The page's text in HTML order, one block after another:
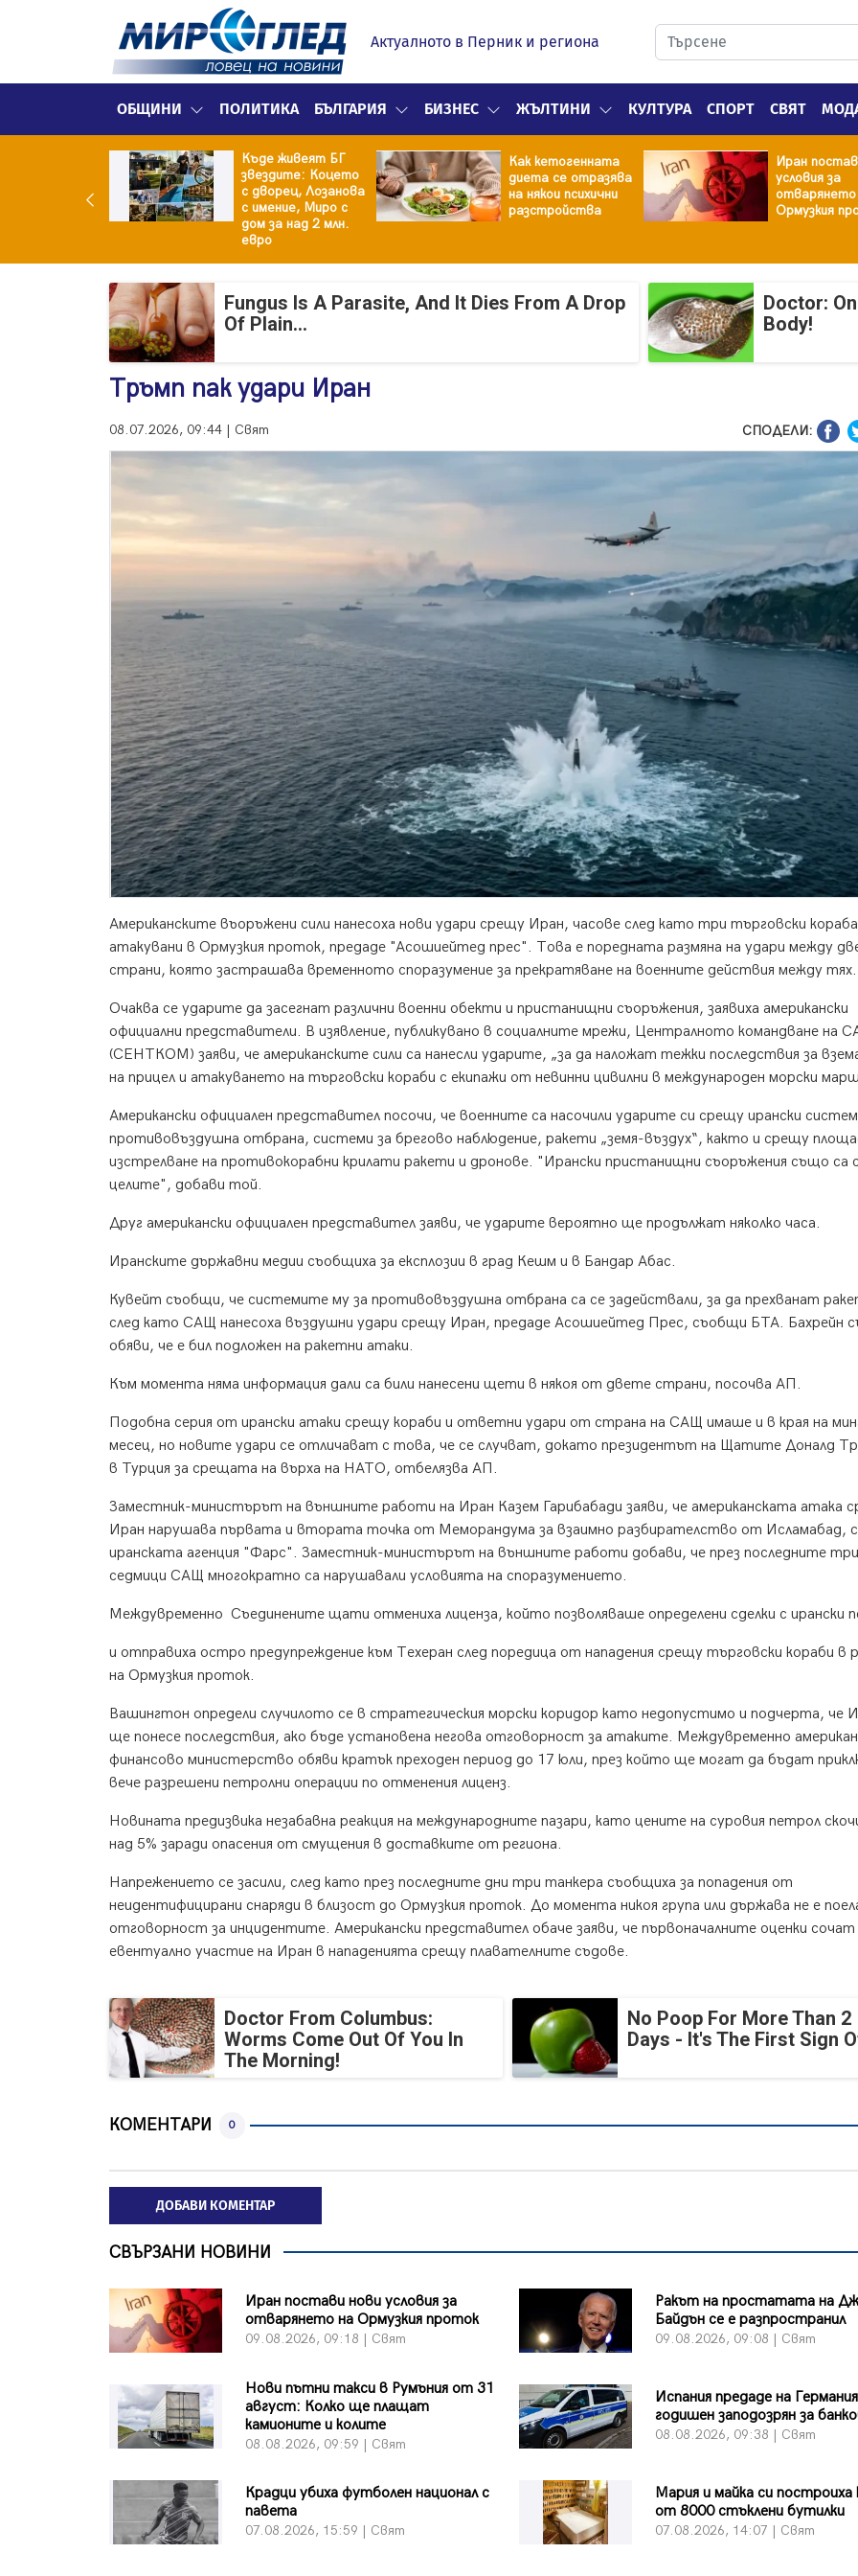
Актуалното в Перник и региона
ОБЩИНИ ПОЛИТИКА БЪЛГАРИЯ БИЗНЕС ЖЪЛТИНИ КУЛТУРА СПОРТ СВЯТ
Къде живеят БГ
звездите: Коцето
с дворец, Лозанова
с имение, Миро с
дом за над 2 млн.
евро
Как кетогенната
диета се отразява
на някои психични
разстройства
Иран
условия за
отварянето
Ормузкия
Fungus Is A Parasite, And It Dies From A Drop
Of Plain...
Doctor:
Body!
Тръмп пак удари Иран
08.07.2026, 09:44 | Свят СПОДЕЛИ:
Американските въоръжени сили нанесоха нови удари срещу Иран, часове след като три търговски кораба
атакувани в Ормузкия проток, предаде "Асошиейтед прес". Това е поредната размяна на удари между
страни, която застрашава временното споразумение за прекратяване на военните действия между тях.
Очаква се ударите да засегнат различни военни обекти и пристанищни съоръжения, заявиха американски
официални представители. В изявление, публикувано в социалните мрежи, Централното командване на
(СЕНТКОМ) заяви, че американските сили са нанесли ударите, „за да наложат тежки последствия за
на прицел и атакуването на търговски кораби с екипажи от невинни цивилни в международен морски
Американски официален представител посочи, че военните са насочили ударите си срещу ирански
противовъздушна отбрана, системи за брегово наблюдение, ракети „земя-въздух“, както и срещу
изстрелване на противокорабни крилати ракети и дронове. "Ирански пристанищни съоръжения също са
целите", добави той.
Друг американски официален представител заяви, че ударите вероятно ще продължат няколко часа.
Иранските държавни медии съобщиха за експлозии в град Кешм и в Бандар Абас.
Кувейт съобщи, че системите му за противовъздушна отбрана са се задействали, за да прехванат
след като САЩ нанесоха въздушни удари срещу Иран, предаде Асошиейтед Прес, съобщи БТА. Бахрейн
обяви, че е бил подложен на ракетни атаки.
Към момента няма информация дали са били нанесени щети в някоя от двете страни, посочва АП.
Подобна серия от ирански атаки срещу кораби и ответни удари от страна на САЩ имаше и в края на
месец, но новите удари се отличават с това, че се случват, докато президентът на Щатите Доналд
в Турция за срещата на върха на НАТО, отбелязва АП.
Заместник-министърът на външните работи на Иран Казем Гарибабади заяви, че американската атака
Иран нарушава първата и втората точка от Меморандума за взаимно разбирателство от Исламабад,
иранската агенция "Фарс". Заместник-министърът на външните работи добави, че през последните три
седмици САЩ многократно са нарушавали условията на споразумението.
Междувременно Съединените щати отмениха лиценза, който позволяваше определени сделки с ирански
и отправиха остро предупреждение към Техеран след поредица от нападения срещу търговски кораби в
на Ормузкия проток.
Вашингтон определи случилото се в стратегическия морски коридор като недопустимо и подчерта, че
ще понесе последствия, ако бъде установена негова отговорност за атаките. Междувременно
финансово министерство обяви кратък преходен период до 17 юли, през който ще могат да бъдат
вече разрешени петролни операции по отменения лиценз.
Новината предизвика незабавна реакция на международните пазари, като цените на суровия петрол
над 5% заради опасения от смущения в доставките от региона.
Напрежението се засили, след като през последните дни три танкера съобщиха за попадения от
неидентифицирани снаряди в близост до Ормузкия проток. До момента никоя група или държава не е
отговорност за инцидентите. Американски представител обаче заяви, че първоначалните оценки сочат
евентуално участие на Иран в нападенията срещу плавателните съдове.
Doctor From Columbus:
Worms Come Out Of You In
The Morning!
No Poop For More Than 2
Days - It's The First Sign
КОМЕНТАРИ 0
ДОБАВИ КОМЕНТАР
СВЪРЗАНИ НОВИНИ
Иран постави нови условия за
отварянето на Ормузкия проток
09.08.2026, 09:18 | Свят
Ракът на простатата на
Байдън се е разпространил
09.08.2026, 09:08 | Свят
Нови пътни такси в Румъния от 31
август: Колко ще плащат
камионите и колите
08.08.2026, 09:59 | Свят
Испания предаде на
годишен заподозрян за
08.08.2026, 09:38 | Свят
Крадци убиха футболен национал с
павета
07.08.2026, 15:59 | Свят
Мария и майка си
от 8000 стъклени бутилки
07.08.2026, 14:07 | Свят